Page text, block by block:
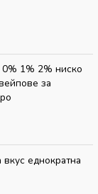
1% 2% ниско
за
еднократна